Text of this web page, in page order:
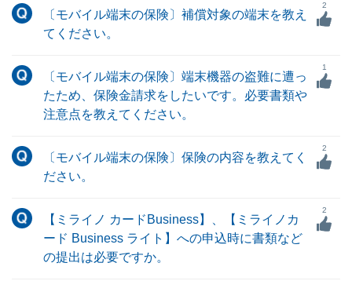
〔モバイル端末の保険〕補償対象の端末を教え
てください。
2
〔モバイル端末の保険〕端末機器の盗難に遭っ
たため、保険金請求をしたいです。必要書類や
注意点を教えてください。
1
〔モバイル端末の保険〕保険の内容を教えてく
ださい。
2
【ミライノ カードBusiness】、【ミライノカ
ード Business ライト】への申込時に書類など
の提出は必要ですか。
2